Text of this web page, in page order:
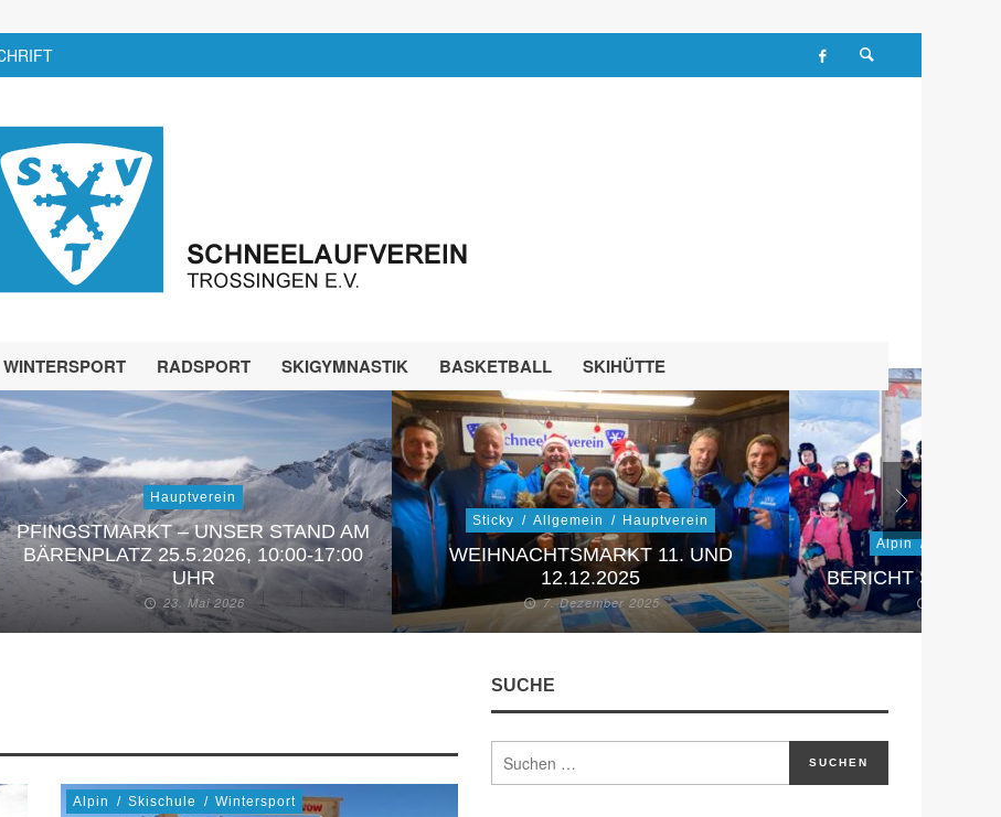
WINTERSPORT RADSPORT SKIGYMNASTIK BASKETBALL SKIHÜTTE
Hauptverein
PFINGSTMARKT – UNSER STAND AM
BÄRENPLATZ 25.5.2026, 10:00-17:00
UHR
23. Mai 2026
Sticky / Allgemein / Hauptverein
WEIHNACHTSMARKT 11. UND
12.12.2025
7. Dezember 2025
Alpin /
BERICHT
Alpin / Skischule / Wintersport
SUCHE